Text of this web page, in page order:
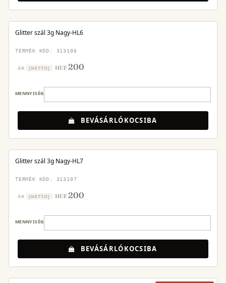
Glitter szál 3g Nagy-HL6
TERMÉK KÓD: 313106
ÁR [NETTO] HUF200
MENNYISÉG
BEVÁSÁRLÓKOCSIBA
Glitter szál 3g Nagy-HL7
TERMÉK KÓD: 313107
ÁR [NETTO] HUF200
MENNYISÉG
BEVÁSÁRLÓKOCSIBA